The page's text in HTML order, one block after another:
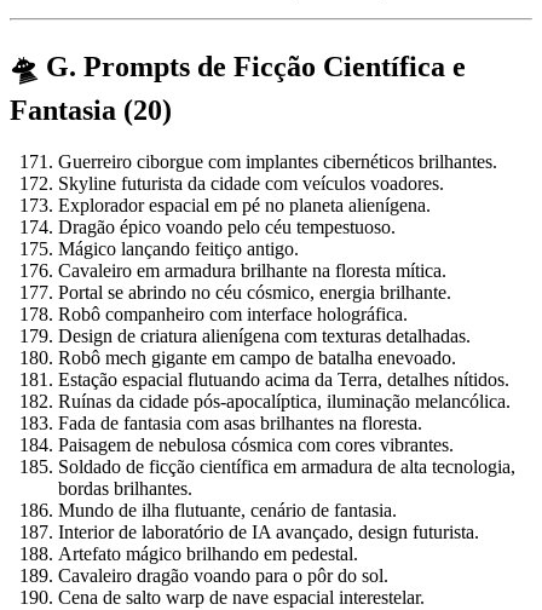
🛸 G. Prompts de Ficção Científica e
Fantasia (20)
Guerreiro ciborgue com implantes cibernéticos brilhantes.
Skyline futurista da cidade com veículos voadores.
Explorador espacial em pé no planeta alienígena.
Dragão épico voando pelo céu tempestuoso.
Mágico lançando feitiço antigo.
Cavaleiro em armadura brilhante na floresta mítica.
Portal se abrindo no céu cósmico, energia brilhante.
Robô companheiro com interface holográfica.
Design de criatura alienígena com texturas detalhadas.
Robô mech gigante em campo de batalha enevoado.
Estação espacial flutuando acima da Terra, detalhes nítidos.
Ruínas da cidade pós-apocalíptica, iluminação melancólica.
Fada de fantasia com asas brilhantes na floresta.
Paisagem de nebulosa cósmica com cores vibrantes.
Soldado de ficção científica em armadura de alta tecnologia,
bordas brilhantes.
Mundo de ilha flutuante, cenário de fantasia.
Interior de laboratório de IA avançado, design futurista.
Artefato mágico brilhando em pedestal.
Cavaleiro dragão voando para o pôr do sol.
Cena de salto warp de nave espacial interestelar.